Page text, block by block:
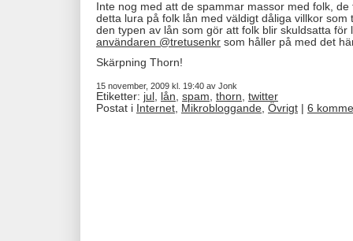
Inte nog med att de spammar massor med folk,
detta lura på folk lån med väldigt dåliga villkor som
den typen av lån som gör att folk blir skuldsatta för
användaren @tretusenkr som håller på med det
Skärpning Thorn!
15 november, 2009 kl. 19:40 av Jonk
Etiketter: jul , lån, spam, thorn, twitter
Postat i Internet, Mikrobloggande, Övrigt 6